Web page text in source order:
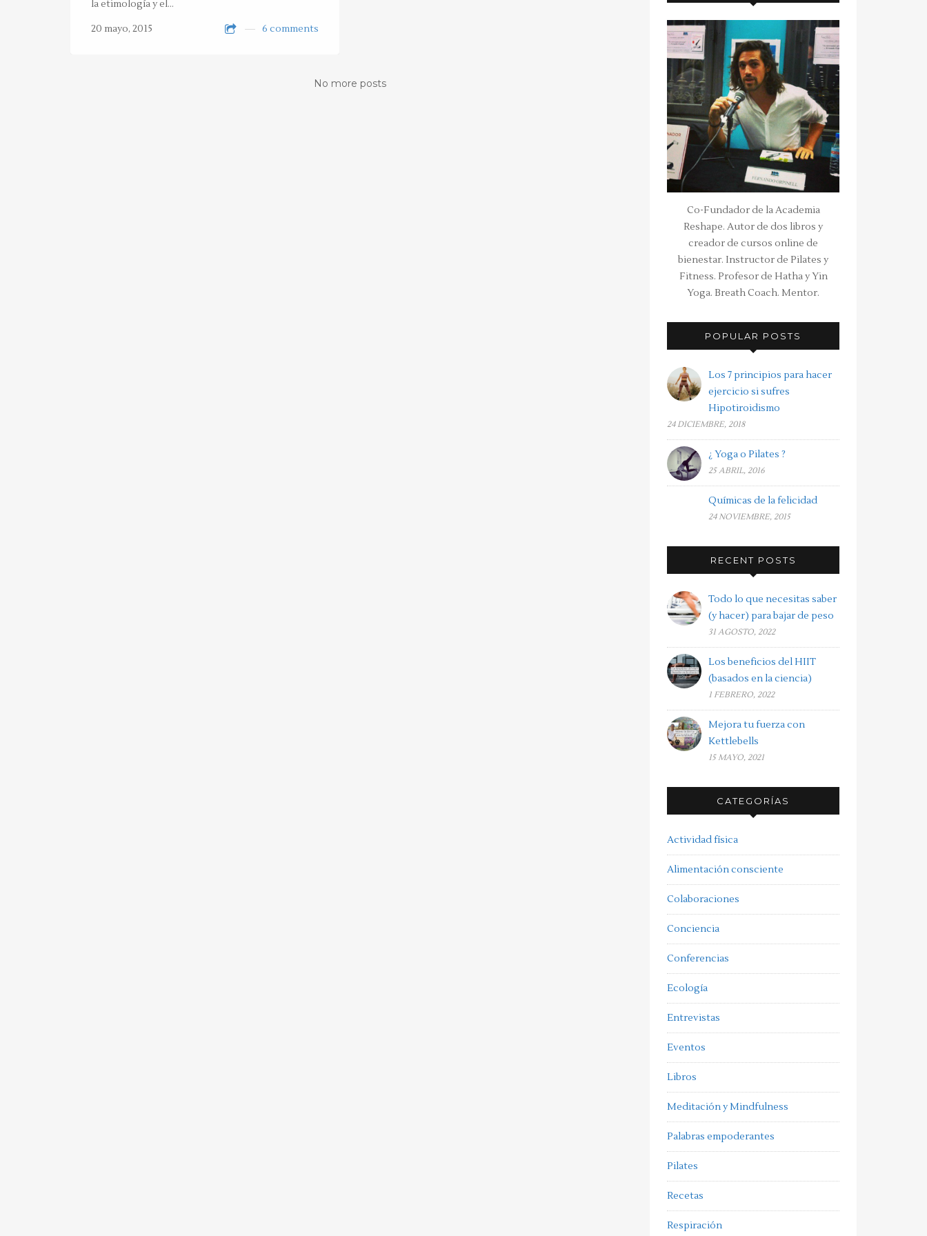
la etimología y el…
20 mayo, 2015
6 comments
No more posts
Co-Fundador de la Academia
Reshape. Autor de dos libros y
creador de cursos online de
bienestar. Instructor de Pilates y
Fitness. Profesor de Hatha y Yin
Yoga. Breath Coach. Mentor.
POPULAR POSTS
Los 7 principios para hacer
ejercicio si sufres
Hipotiroidismo
24 DICIEMBRE, 2018
¿ Yoga o Pilates ?
25 ABRIL, 2016
Químicas de la felicidad
24 NOVIEMBRE, 2015
RECENT POSTS
Todo lo que necesitas saber
(y hacer) para bajar de peso
31 AGOSTO, 2022
Los beneficios del HIIT
(basados en la ciencia)
1 FEBRERO, 2022
Mejora tu fuerza con
Kettlebells
15 MAYO, 2021
CATEGORÍAS
Actividad física
Alimentación consciente
Colaboraciones
Conciencia
Conferencias
Ecología
Entrevistas
Eventos
Libros
Meditación y Mindfulness
Palabras empoderantes
Pilates
Recetas
Respiración